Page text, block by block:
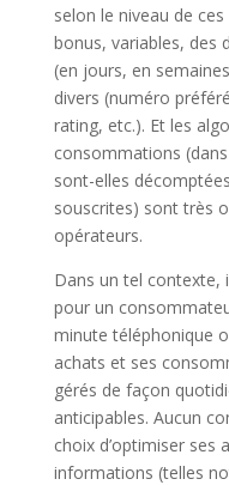
selon le niveau de
bonus, variables, des
(en jours, en
divers (numéro
rating, etc.). Et les
consommations
sont-elles
souscrites) sont très
opérateurs.
Dans un tel contexte,
pour un
minute téléphonique
achats et ses
gérés de façon
anticipables. Aucun
choix d’optimiser ses
informations (telles